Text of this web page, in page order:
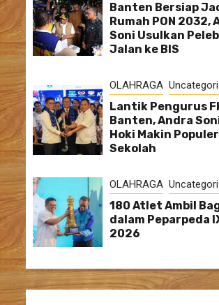
Banten Bersiap
Rumah PON 2032,
Soni Usulkan
Jalan ke BIS
OLAHRAGA
Lantik Pengurus
Banten, Andra
Hoki Makin
Sekolah
OLAHRAGA
180 Atlet Ambil
dalam Peparpeda
2026